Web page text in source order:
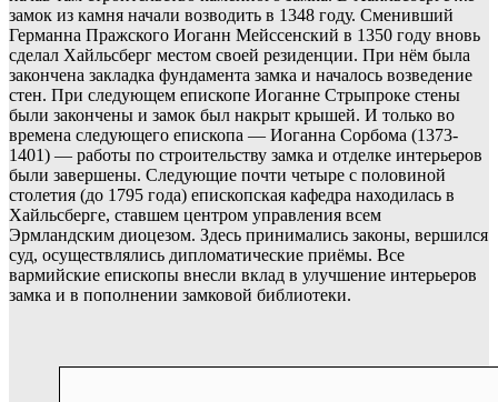
замок из камня начали возводить в 1348 году. Сменивший
Германна Пражского Иоганн Мейссенский в 1350 году вновь
сделал Хайльсберг местом своей резиденции. При нём была
закончена закладка фундамента замка и началось возведение
стен. При следующем епископе Иоганне Стрыпроке стены
были закончены и замок был накрыт крышей. И только во
времена следующего епископа — Иоганна Сорбома (1373-
1401) — работы по строительству замка и отделке интерьеров
были завершены. Следующие почти четыре с половиной
столетия (до 1795 года) епископская кафедра находилась в
Хайльсберге, ставшем центром управления всем
Эрмландским диоцезом. Здесь принимались законы, вершился
суд, осуществлялись дипломатические приёмы. Все
вармийские епископы внесли вклад в улучшение интерьеров
замка и в пополнении замковой библиотеки.